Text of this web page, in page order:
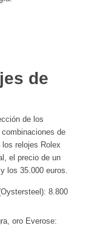
de
de los
de
relojes Rolex
el precio de un
los 35.000 euros.
8.800
oro Everose: